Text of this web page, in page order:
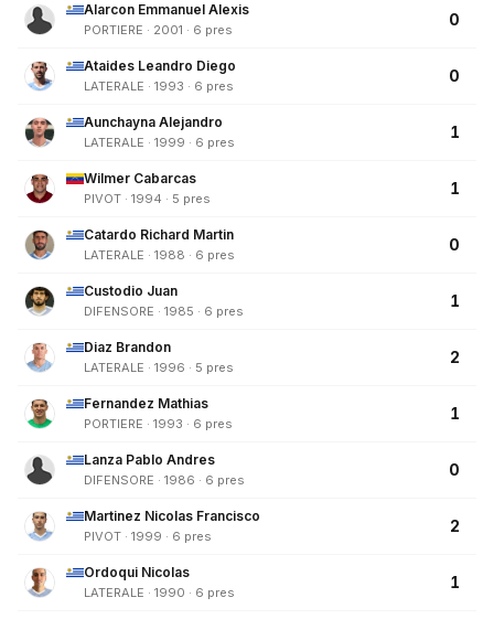
Alarcon Emmanuel Alexis
PORTIERE · 2001 · 6 pres
0
Ataides Leandro Diego
LATERALE · 1993 · 6 pres
0
Aunchayna Alejandro
LATERALE · 1999 · 6 pres
1
Wilmer Cabarcas
PIVOT · 1994 · 5 pres
1
Catardo Richard Martin
LATERALE · 1988 · 6 pres
0
Custodio Juan
DIFENSORE · 1985 · 6 pres
1
Diaz Brandon
LATERALE · 1996 · 5 pres
2
Fernandez Mathias
PORTIERE · 1993 · 6 pres
1
Lanza Pablo Andres
DIFENSORE · 1986 · 6 pres
0
Martinez Nicolas Francisco
PIVOT · 1999 · 6 pres
2
Ordoqui Nicolas
LATERALE · 1990 · 6 pres
1